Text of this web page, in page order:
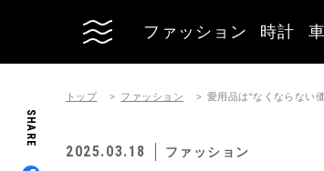
ファッション 時計 車
SHARE
トップ ファッション 愛用品は“なくならない
2025.03.18 ファッション